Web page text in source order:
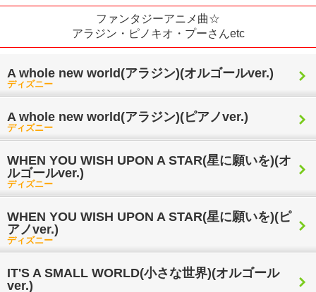
ファンタジーアニメ曲☆
アラジン・ピノキオ・プーさんetc
A whole new world(アラジン)(オルゴールver.)
ディズニー
A whole new world(アラジン)(ピアノver.)
ディズニー
WHEN YOU WISH UPON A STAR(星に願いを)(オ
ルゴールver.)
ディズニー
WHEN YOU WISH UPON A STAR(星に願いを)(ピ
アノver.)
ディズニー
IT'S A SMALL WORLD(小さな世界)(オルゴール
ver.)